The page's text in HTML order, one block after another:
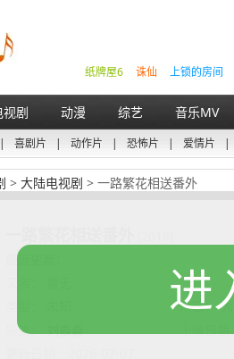
上锁的房间
诛仙
纸牌屋6
视剧 动漫 综艺 音乐MV
| 喜剧片 | 动作片 | 恐怖片 | 爱情片 |
> 大陆电视剧 > 一路繁花相送番外
最近更新：
地区：
导演：
进